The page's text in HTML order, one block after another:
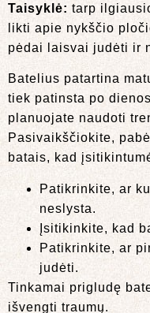
Taisyklė: tarp
likti apie nykščio
pėdai laisvai judėti ir
Batelius patartina
tiek patinsta po
planuojate naudoti
Pasivaikščiokite,
batais, kad
Patikrinkite, ar
neslysta.
Įsitikinkite, kad
Patikrinkite, ar
judėti.
Tinkamai prigludę
išvengti traumų.